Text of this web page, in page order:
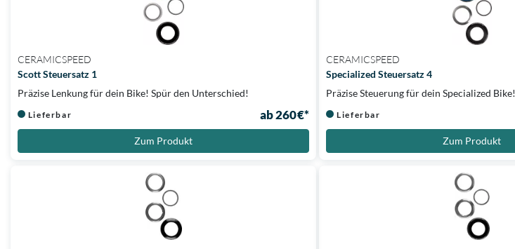
CERAMICSPEED
Scott Steuersatz 1
Präzise Lenkung für dein Bike! Spür den Unterschied!
Lieferbar ab 260 €*
Zum Produkt
CERAMICSPEED
Specialized Steuersatz 4
Präzise Steuerung für dein Specialized Bike!
Lieferbar
Zum Produkt